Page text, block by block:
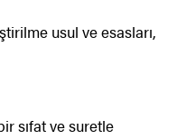
usul ve esasları,
sıfat ve suretle